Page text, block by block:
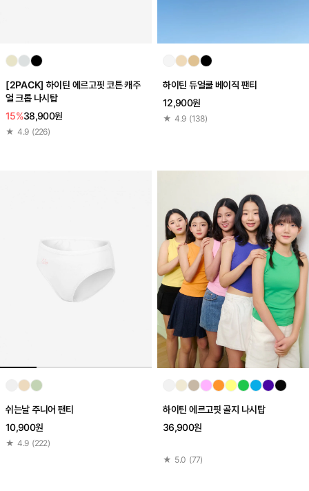
[2PACK] 하이틴 에르고핏 코튼 캐주
얼 크롭 나시탑
15%38,900원
★ 4.9 (226)
하이틴 듀얼쿨 베이직 팬티
12,900원
★ 4.9 (138)
쉬는날 주니어 팬티
10,900원
★ 4.9 (222)
하이틴 에르고핏 골지 나시탑
36,900원
★ 5.0 (77)